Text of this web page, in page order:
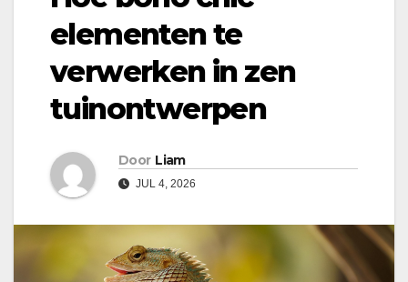
elementen te
verwerken in zen
tuinontwerpen
Door Liam
JUL 4, 2026